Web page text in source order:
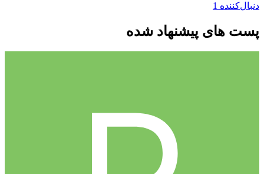
دنبال‌کننده 1
پست های پیشنهاد شده